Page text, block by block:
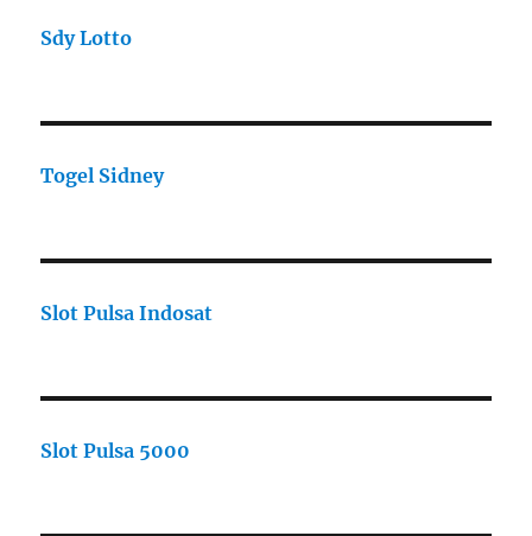
Sdy Lotto
Togel Sidney
Slot Pulsa Indosat
Slot Pulsa 5000